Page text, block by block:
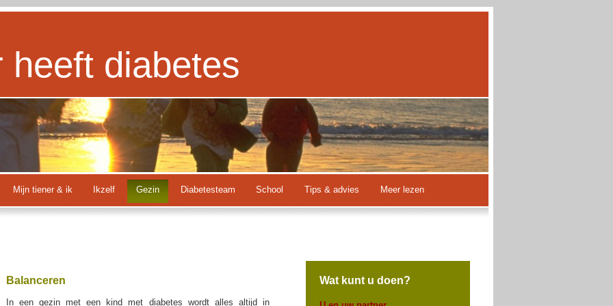
heeft diabetes
Mijn tiener & ik Ikzelf Gezin Diabetesteam School Tips & advies Meer lezen
Balanceren
In een gezin met een kind met diabetes wordt alles altijd in
Wat kunt u doen?